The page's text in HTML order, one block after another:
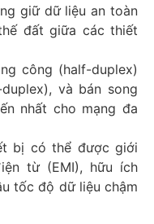
giữ dữ liệu an toàn
đất giữa các thiết
công (half-duplex)
và bán song
nhất cho mạng đa
bị có thể được giới
từ (EMI), hữu ích
tốc độ dữ liệu chậm